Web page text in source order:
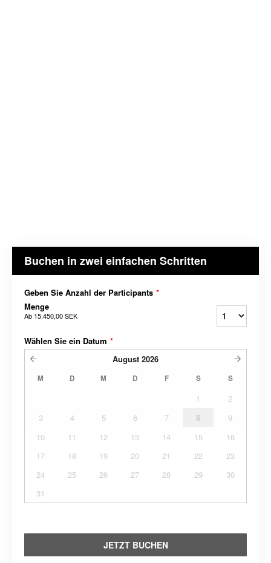
Buchen in zwei einfachen Schritten
Geben Sie Anzahl der Participants *
Menge
Ab 15.450,00 SEK
Wählen Sie ein Datum *
August 2026
M D M D F S S
1
2
3
4 5 6 7 8
9
10
11 12 13 14 15
16
17
18 19 20 21 22
23
24
25 26 27 28 29
30
31
JETZT BUCHEN